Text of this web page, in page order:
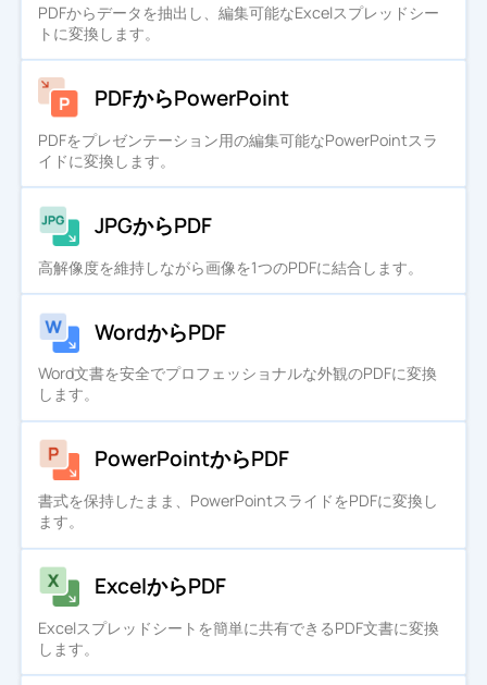
PDFからデータを抽出し、編集可能なExcelスプレッドシー
トに変換します。
PDFからPowerPoint
PDFをプレゼンテーション用の編集可能なPowerPointスラ
イドに変換します。
JPGからPDF
高解像度を維持しながら画像を1つのPDFに結合します。
WordからPDF
Word文書を安全でプロフェッショナルな外観のPDFに変換
します。
PowerPointからPDF
書式を保持したまま、PowerPointスライドをPDFに変換し
ます。
ExcelからPDF
Excelスプレッドシートを簡単に共有できるPDF文書に変換
します。